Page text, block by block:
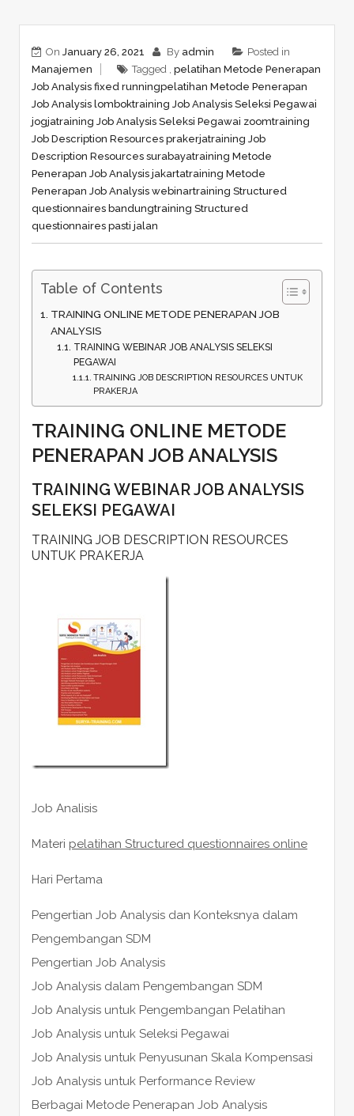
On January 26, 2021 By admin
Posted in
Manajemen
Tagged , pelatihan Metode Penerapan
Job Analysis fixed runningpelatihan Metode Penerapan
Job Analysis lomboktraining Job Analysis Seleksi Pegawai
jogjatraining Job Analysis Seleksi Pegawai zoomtraining
Job Description Resources prakerjatraining Job
Description Resources surabayatraining Metode
Penerapan Job Analysis jakartatraining Metode
Penerapan Job Analysis webinartraining Structured
questionnaires bandungtraining Structured
questionnaires pasti jalan
Table of Contents
TRAINING ONLINE METODE PENERAPAN JOB
ANALYSIS
TRAINING WEBINAR JOB ANALYSIS SELEKSI
PEGAWAI
TRAINING JOB DESCRIPTION RESOURCES UNTUK
PRAKERJA
TRAINING ONLINE METODE
PENERAPAN JOB ANALYSIS
TRAINING WEBINAR JOB ANALYSIS
SELEKSI PEGAWAI
TRAINING JOB DESCRIPTION RESOURCES
UNTUK PRAKERJA
Job Analisis
Materi pelatihan Structured questionnaires online
Hari Pertama
Pengertian Job Analysis dan Konteksnya dalam
Pengembangan SDM
Pengertian Job Analysis
Job Analysis dalam Pengembangan SDM
Job Analysis untuk Pengembangan Pelatihan
Job Analysis untuk Seleksi Pegawai
Job Analysis untuk Penyusunan Skala Kompensasi
Job Analysis untuk Performance Review
Berbagai Metode Penerapan Job Analysis